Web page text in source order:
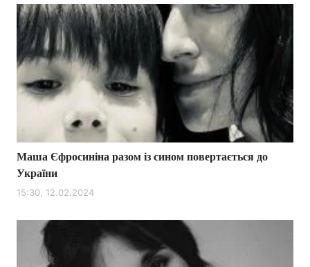
Маша Єфросиніна разом із сином повертається до
України
15:30, 12.02.2024